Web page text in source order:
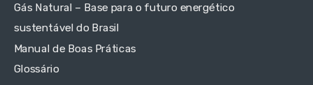
Gás Natural – Base para o futuro energético
sustentável do Brasil
Manual de Boas Práticas
Glossário